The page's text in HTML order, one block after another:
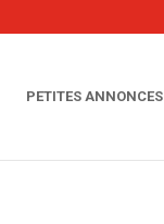
PETITES ANNONCES